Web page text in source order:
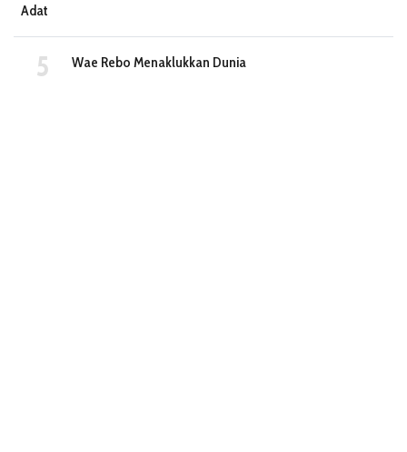
Adat
Wae Rebo Menaklukkan Dunia